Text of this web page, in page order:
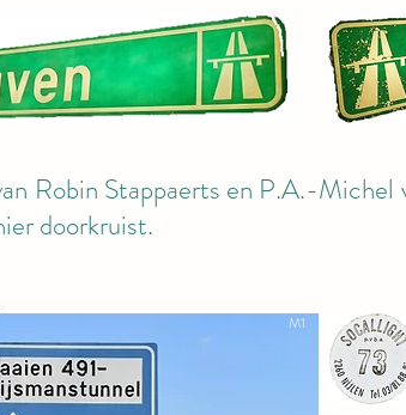
Robin Stappaerts en P.A.-Michel
doorkruist.
M1